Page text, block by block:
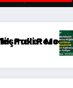
Jandarma